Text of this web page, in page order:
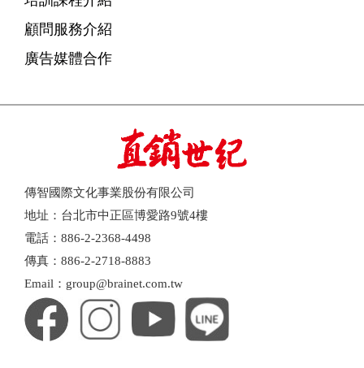
顧問服務介紹
廣告媒體合作
傳智國際文化事業股份有限公司
地址：台北市中正區博愛路9號4樓
電話：886-2-2368-4498
傳真：886-2-2718-8883
Email：group@brainet.com.tw